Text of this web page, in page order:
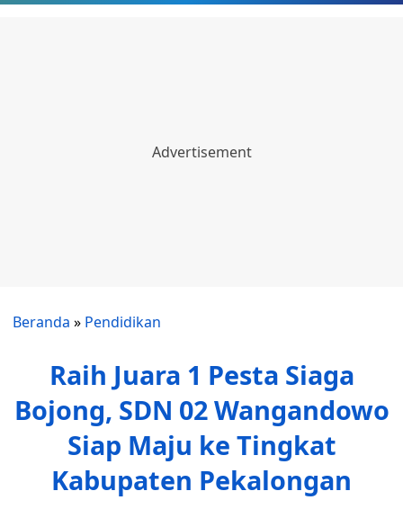
Beranda » Pendidikan
Raih Juara 1 Pesta Siaga
Bojong, SDN 02 Wangandowo
Siap Maju ke Tingkat
Kabupaten Pekalongan